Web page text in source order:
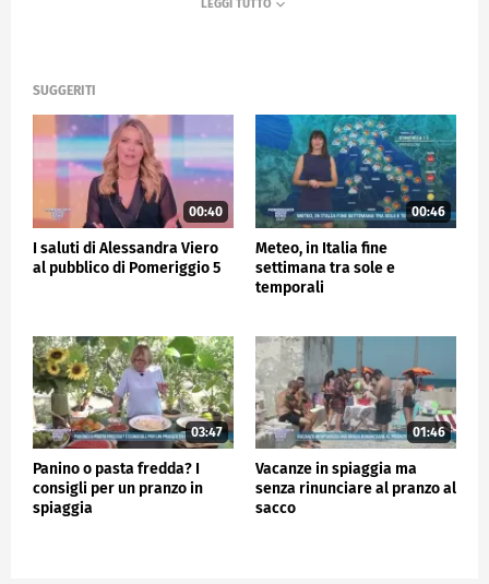
POMERIGGIO CINQUE
SUGGERITI
00:40
I saluti di Alessandra Viero
al pubblico di Pomeriggio 5
00:46
Meteo, in Italia fine
settimana tra sole e
temporali
03:47
Panino o pasta fredda? I
consigli per un pranzo in
spiaggia
01:46
Vacanze in spiaggia ma
senza rinunciare al pranzo al
sacco